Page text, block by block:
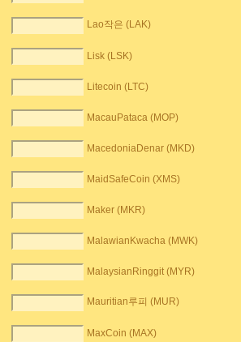
Lao작은 (LAK)
Lisk (LSK)
Litecoin (LTC)
MacauPataca (MOP)
MacedoniaDenar (MKD)
MaidSafeCoin (XMS)
Maker (MKR)
MalawianKwacha (MWK)
MalaysianRinggit (MYR)
Mauritian루피 (MUR)
MaxCoin (MAX)